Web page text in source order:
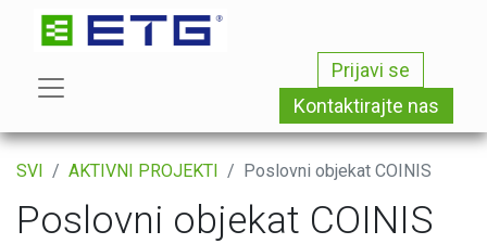
Prijavi se
Kontaktirajte nas
SVI AKTIVNI PROJEKTI Poslovni objekat COINIS
Poslovni objekat COINIS